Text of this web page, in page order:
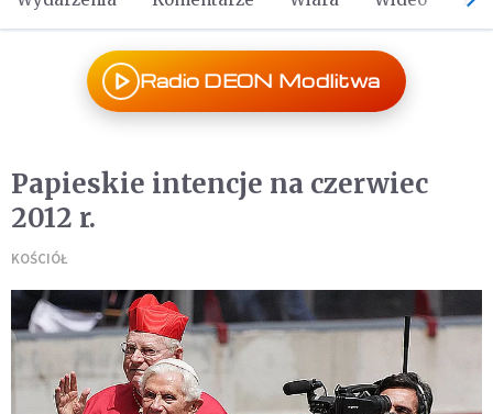
Radio DEON Modlitwa
Papieskie intencje na czerwiec
2012 r.
KOŚCIÓŁ